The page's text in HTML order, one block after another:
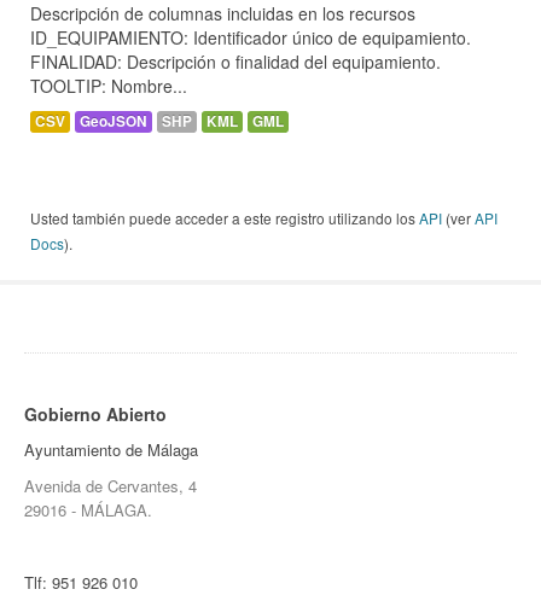
Descripción de columnas incluidas en los recursos
ID_EQUIPAMIENTO: Identificador único de equipamiento.
FINALIDAD: Descripción o finalidad del equipamiento.
TOOLTIP: Nombre...
CSV GeoJSON SHP KML GML
Usted también puede acceder a este registro utilizando losAPI (verAPI
Docs).
Gobierno Abierto
Ayuntamiento de Málaga
Avenida de Cervantes, 4
29016 - MÁLAGA.
Tlf: 951 926 010